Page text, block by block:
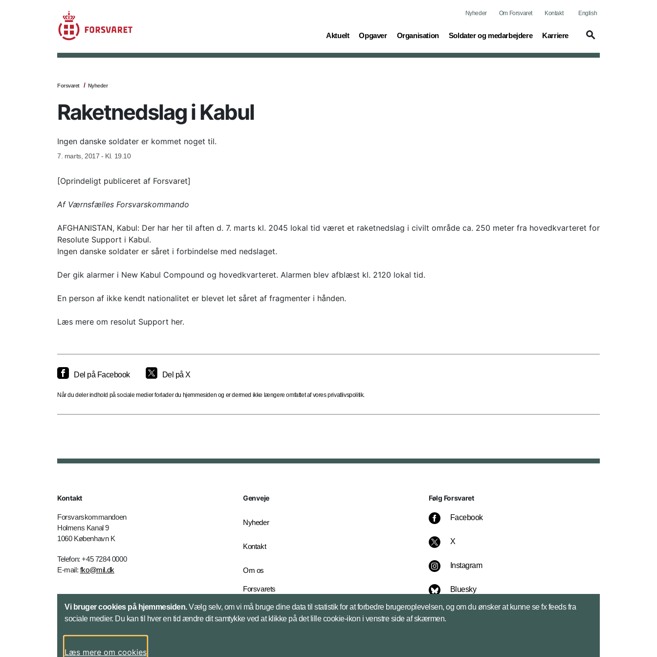
Nyheder Om Forsvaret Kontakt English
Aktuelt
(current) Opgaver
(current) Organisation
(current) Soldater og medarbejdere
(current) Karriere
(current)
Forsvaret Nyheder
Raketnedslag i Kabul
Ingen danske soldater er kommet noget til.
7. marts, 2017 - Kl. 19.10
[Oprindeligt publiceret af Forsvaret]
Af Værnsfælles Forsvarskommando
AFGHANISTAN, Kabul: Der har her til aften d. 7. marts kl. 2045 lokal tid været et raketnedslag i civilt område ca. 250 meter fra hovedkvarteret for
Resolute Support i Kabul.
Ingen danske soldater er såret i forbindelse med nedslaget.
Der gik alarmer i New Kabul Compound og hovedkvarteret. Alarmen blev afblæst kl. 2120 lokal tid.
En person af ikke kendt nationalitet er blevet let såret af fragmenter i hånden.
Læs mere om resolut Support her.
Del på Facebook Del på X
Når du deler indhold på sociale medier forlader du hjemmesiden og er dermed ikke længere omfattet af vores privatlivspolitik.
Kontakt
Forsvarskommandoen
Holmens Kanal 9
1060 København K
Telefon: +45 7284 0000
E-mail: fko@mil.dk
Kontakt
Genveje
Nyheder
Kontakt
Om os
Forsvarets
English Edition
Følg Forsvaret
Facebook
X
Instagram
Bluesky
LinkedIn
Vi bruger cookies på hjemmesiden.Vælg selv, om vi må bruge dine data til statistik for at forbedre brugeroplevelsen, og om du ønsker at kunne se fx feeds fra
sociale medier. Du kan til hver en tid ændre dit samtykke ved at klikke på det lille cookie-ikon i venstre side af skærmen.
Læs mere om cookies